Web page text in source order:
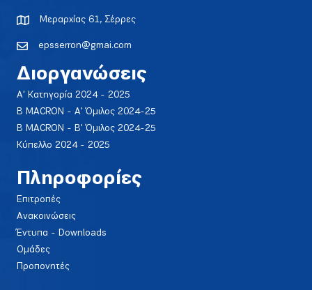
Μεραρχίας 61, Σέρρες
epsserron@gmai.com
Διοργανώσεις
Α' Κατηγορία 2024 - 2025
Β MACRON - Α' Όμιλος 2024-25
Β MACRON - Β' Όμιλος 2024-25
Κύπελλο 2024 - 2025
Πληροφορίες
Επιτροπές
Ανακοινώσεις
Έντυπα - Downloads
Ομάδες
Προπονητές